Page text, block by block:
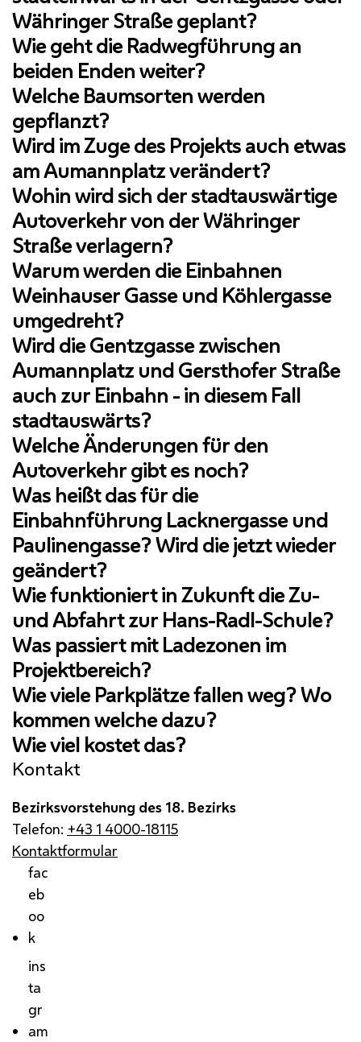
Kontakt
Bezirksvorstehung des 18. Bezirks
Telefon: +43 1 4000-18115
Kontaktformular
fac
eb
oo
k
ins
ta
gr
am